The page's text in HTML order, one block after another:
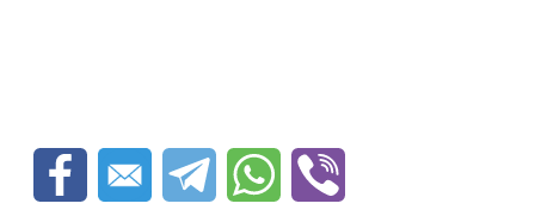
ні з національним каноном. І ця тілесність
– головний художній матеріал виставки.